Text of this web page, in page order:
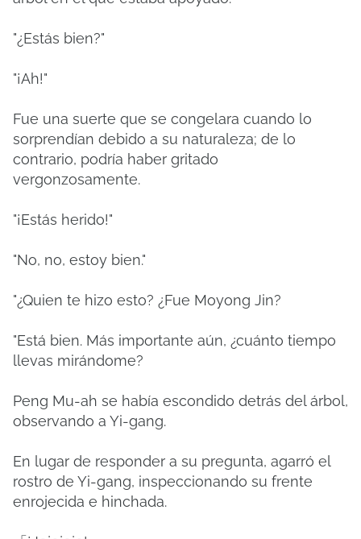
"¿Estás bien?"
"¡Ah!"
Fue una suerte que se congelara cuando lo
sorprendían debido a su naturaleza; de lo
contrario, podría haber gritado
vergonzosamente.
"¡Estás herido!"
"No, no, estoy bien."
"¿Quien te hizo esto? ¿Fue Moyong Jin?
"Está bien. Más importante aún, ¿cuánto tiempo
llevas mirándome?
Peng Mu-ah se había escondido detrás del árbol,
observando a Yi-gang.
En lugar de responder a su pregunta, agarró el
rostro de Yi-gang, inspeccionando su frente
enrojecida e hinchada.